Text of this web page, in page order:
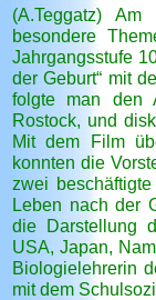
(A.Teggatz)
besondere
Jahrgangsstufe
der Geburt“ mit
folgte man den
Rostock, und
Mit dem Film
konnten die
zwei
Leben nach der
die Darstellung
USA, Japan,
Biologielehrerin
mit dem